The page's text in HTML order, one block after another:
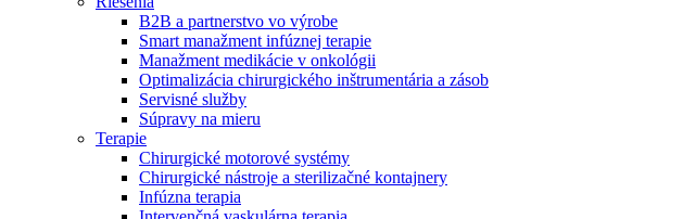
B2B a partnerstvo vo výrobe
Smart manažment infúznej terapie
Manažment medikácie v onkológii
Optimalizácia chirurgického inštrumentária a zásob
Servisné služby
Súpravy na mieru
Terapie
Chirurgické motorové systémy
Chirurgické nástroje a sterilizačné kontajnery
Infúzna terapia